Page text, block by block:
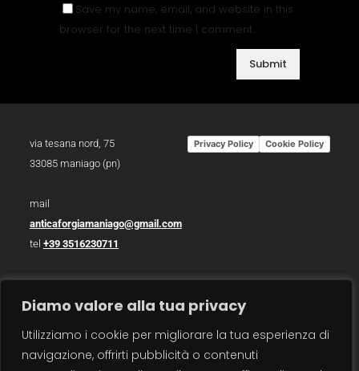
Diamo valore alla tua privacy
Utilizziamo i cookie per migliorare la tua esperienza di
navigazione, offrirti pubblicità o contenuti
Save my name, email, and website in this
browser for the next time I comment.
via tesana nord, 75
33085 maniago (pn)
mail
anticaforgiamaniago@gmail.com
tel +39 3516230711
p.iva 01783930934
video /
max barbot
Privacy Policy Cookie Policy